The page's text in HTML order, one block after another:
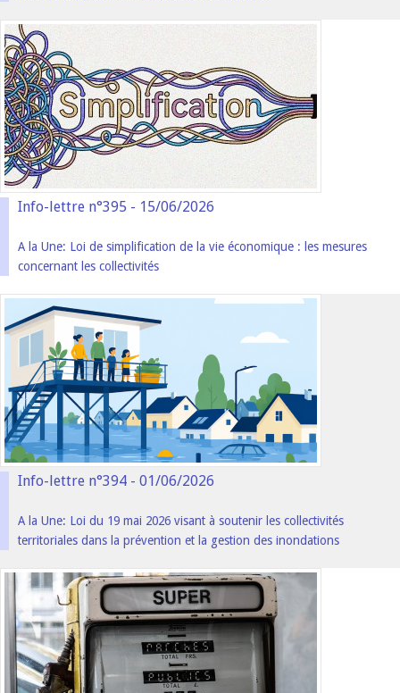
Info-lettre n°395 - 15/06/2026
A la Une: Loi de simplification de la vie économique : les mesures
concernant les collectivités
Info-lettre n°394 - 01/06/2026
A la Une: Loi du 19 mai 2026 visant à soutenir les collectivités
territoriales dans la prévention et la gestion des inondations